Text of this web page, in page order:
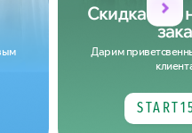
Скидка 15%
Дарим